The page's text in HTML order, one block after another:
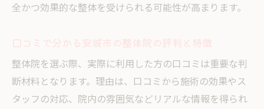
全かつ効果的な整体を受けられる可能性が高まります。
整体院を選ぶ際、実際に利用した方の口コミは重要な判
断材料となります。理由は、口コミから施術の効果やス
タッフの対応、院内の雰囲気などリアルな情報を得られ